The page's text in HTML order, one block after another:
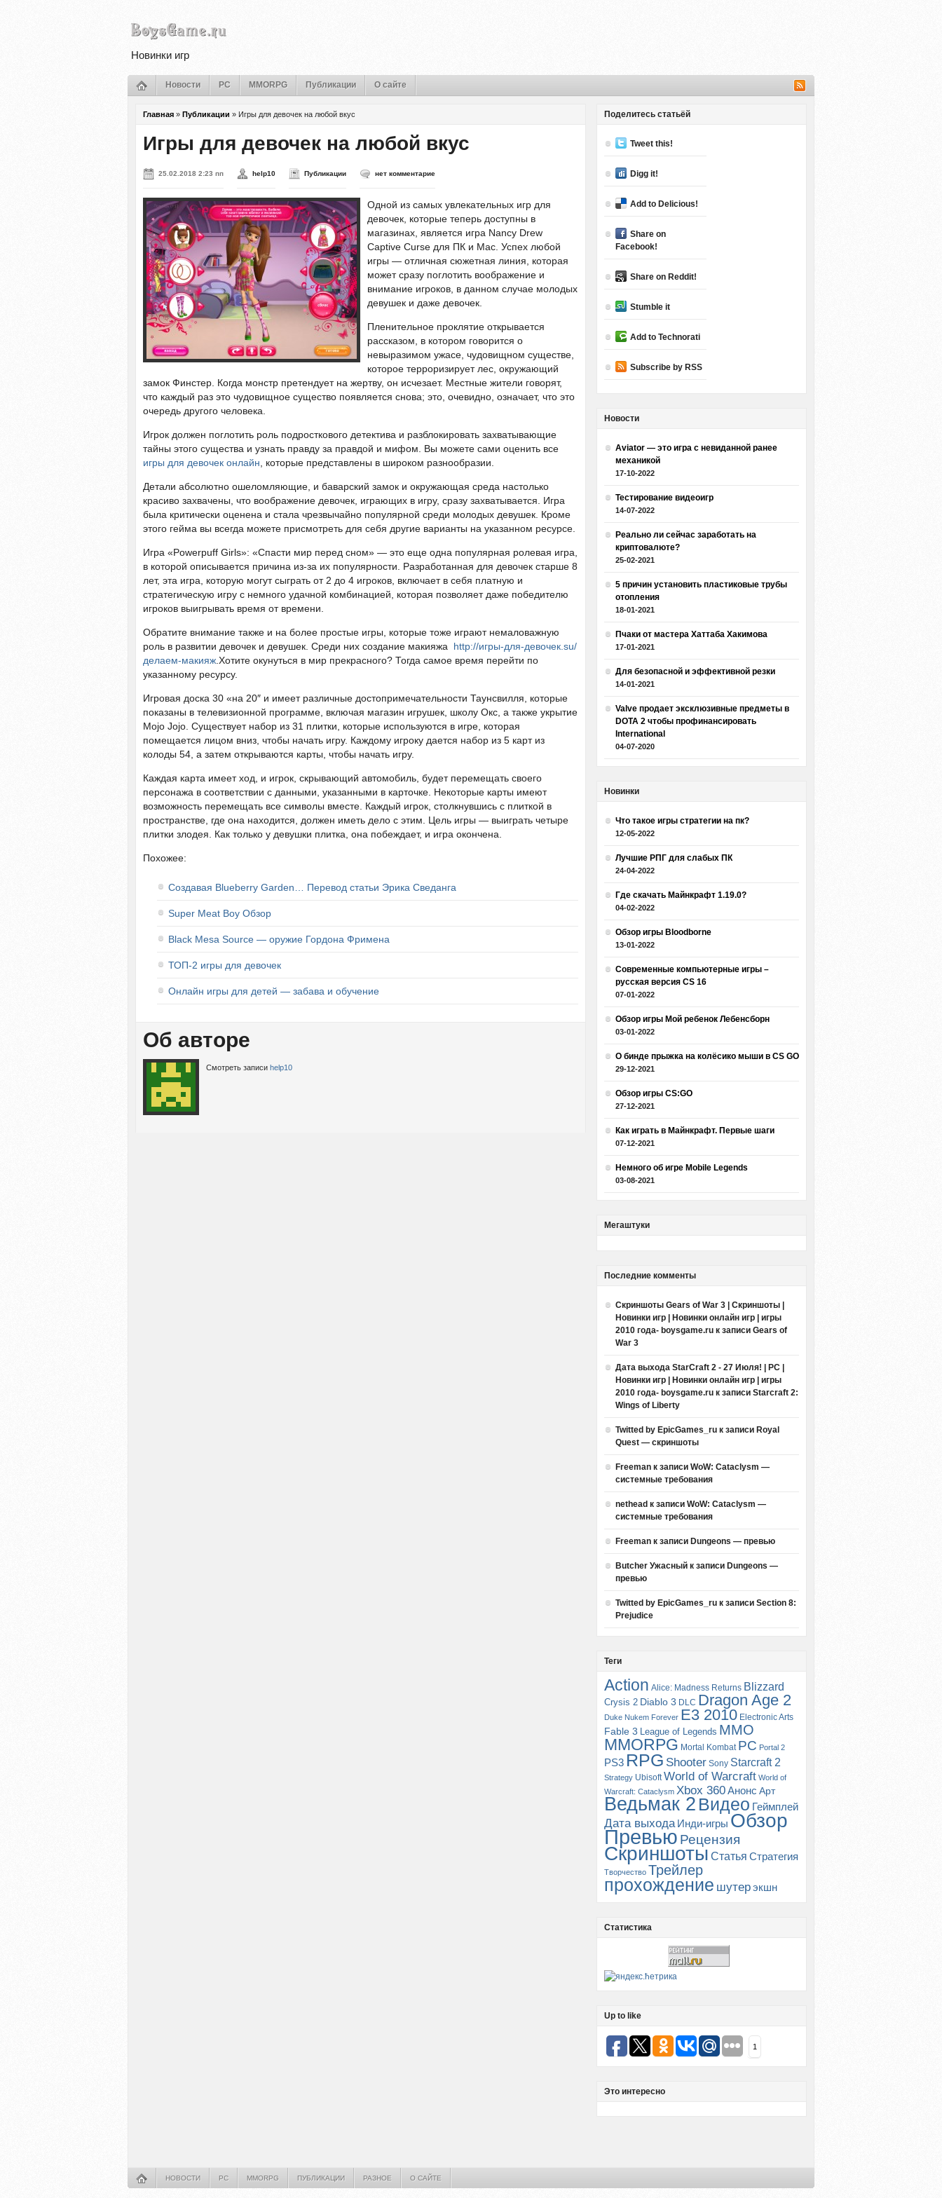
Новинки игр
Новости PC MMORPG Публикации О сайте
Главная » Публикации » Игры для девочек на любой вкус
Игры для девочек на любой вкус
25.02.2018 2:23 пп help10 Публикации нет комментарие
Одной из самых увлекательных игр для
девочек, которые теперь доступны в
магазинах, является игра Nancy Drew
Captive Curse для ПК и Mac. Успех любой
игры — отличная сюжетная линия, которая
может сразу поглотить воображение и
внимание игроков, в данном случае молодых
девушек и даже девочек.
Пленительное проклятие открывается
рассказом, в котором говорится о
невыразимом ужасе, чудовищном существе,
которое терроризирует лес, окружающий
замок Финстер. Когда монстр претендует на жертву, он исчезает. Местные жители говорят,
что каждый раз это чудовищное существо появляется снова; это, очевидно, означает, что это
очередь другого человека.
Игрок должен поглотить роль подросткового детектива и разблокировать захватывающие
тайны этого существа и узнать правду за правдой и мифом. Вы можете сами оценить все
игры для девочек онлайн , которые представлены в широком разнообразии.
Детали абсолютно ошеломляющие, и баварский замок и окружающая среда настолько
красиво захвачены, что воображение девочек, играющих в игру, сразу захватывается. Игра
была критически оценена и стала чрезвычайно популярной среди молодых девушек. Кроме
этого гейма вы всегда можете присмотреть для себя другие варианты на указанном ресурсе.
Игра «Powerpuff Girls»: «Спасти мир перед сном» — это еще одна популярная ролевая игра,
в которой описывается причина из-за их популярности. Разработанная для девочек старше 8
лет, эта игра, которую могут сыграть от 2 до 4 игроков, включает в себя платную и
стратегическую игру с немного удачной комбинацией, которая позволяет даже победителю
игроков выигрывать время от времени.
Обратите внимание также и на более простые игры, которые тоже играют немаловажную
роль в развитии девочек и девушек. Среди них создание макияжа http://игры-для-девочек.su/
делаем-макияж .Хотите окунуться в мир прекрасного? Тогда самое время перейти по
указанному ресурсу.
Игровая доска 30 «на 20″ и имеет различные достопримечательности Таунсвилля, которые
показаны в телевизионной программе, включая магазин игрушек, школу Окс, а также укрытие
Mojo Jojo. Существует набор из 31 плитки, которые используются в игре, которая
помещается лицом вниз, чтобы начать игру. Каждому игроку дается набор из 5 карт из
колоды 54, а затем открываются карты, чтобы начать игру.
Каждая карта имеет ход, и игрок, скрывающий автомобиль, будет перемещать своего
персонажа в соответствии с данными, указанными в карточке. Некоторые карты имеют
возможность перемещать все символы вместе. Каждый игрок, столкнувшись с плиткой в
пространстве, где она находится, должен иметь дело с этим. Цель игры — выиграть четыре
плитки злодея. Как только у девушки плитка, она побеждает, и игра окончена.
Похожее:
Создавая Blueberry Garden… Перевод статьи Эрика Сведанга
Super Meat Boy Обзор
Black Mesa Source — оружие Гордона Фримена
ТОП-2 игры для девочек
Онлайн игры для детей — забава и обучение
Об авторе
Смотреть записи help10
Поделитесь статьёй
Tweet this!
Digg it!
Add to Delicious!
Share on
Facebook!
Share on Reddit!
Stumble it
Add to Technorati
Subscribe by RSS
Новости
Aviator — это игра с невиданной ранее
механикой
17-10-2022
Тестирование видеоигр
14-07-2022
Реально ли сейчас заработать на
криптовалюте?
25-02-2021
5 причин установить пластиковые трубы
отопления
18-01-2021
Пчаки от мастера Хаттаба Хакимова
17-01-2021
Для безопасной и эффективной резки
14-01-2021
Valve продает эксклюзивные предметы в
DOTA 2 чтобы профинансировать
International
04-07-2020
Новинки
Что такое игры стратегии на пк?
12-05-2022
Лучшие РПГ для слабых ПК
24-04-2022
Где скачать Майнкрафт 1.19.0?
04-02-2022
Обзор игры Bloodborne
13-01-2022
Современные компьютерные игры –
русская версия CS 16
07-01-2022
Обзор игры Мой ребенок Лебенсборн
03-01-2022
О бинде прыжка на колёсико мыши в CS GO
29-12-2021
Обзор игры CS:GO
27-12-2021
Как играть в Майнкрафт. Первые шаги
07-12-2021
Немного об игре Mobile Legends
03-08-2021
Мегаштуки
Последние комменты
Скриншоты Gears of War 3 | Скриншоты |
Новинки игр | Новинки онлайн игр | игры
2010 года- boysgame.ru к записи Gears of
War 3
Дата выхода StarCraft 2 - 27 Июля! | PC |
Новинки игр | Новинки онлайн игр | игры
2010 года- boysgame.ru к записи Starcraft 2:
Wings of Liberty
Twitted by EpicGames_ru к записи Royal
Quest — скриншоты
Freeman к записи WoW: Cataclysm —
системные требования
nethead к записи WoW: Cataclysm —
системные требования
Freeman к записи Dungeons — превью
Butcher Ужасный к записи Dungeons —
превью
Twitted by EpicGames_ru к записи Section 8:
Prejudice
Теги
Action Alice: Madness Returns Blizzard
Crysis 2 Diablo 3 DLC Dragon Age 2
Duke Nukem Forever E3 2010 Electronic Arts
Fable 3 League of Legends MMO
MMORPG Mortal Kombat PC Portal 2
PS3 RPG Shooter Sony Starcraft 2
Strategy Ubisoft World of Warcraft World of
Warcraft: Cataclysm Xbox 360Анонс Арт
Ведьмак 2 Видео Геймплей
Дата выхода Инди-игры Обзор
Превью Рецензия
Скриншоты Статья Стратегия
Творчество Трейлер
прохождение шутерэкшн
Статистика
Up to like
1
Это интересно
НОВОСТИ PC MMORPG ПУБЛИКАЦИИ РАЗНОЕ О САЙТЕ